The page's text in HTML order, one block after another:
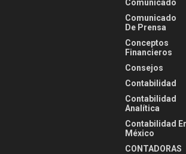
Comunicado
Comunicado
De Prensa
Conceptos
Financieros
Consejos
Contabilidad
Contabilidad
Analítica
Contabilidad
México
CONTADORAS